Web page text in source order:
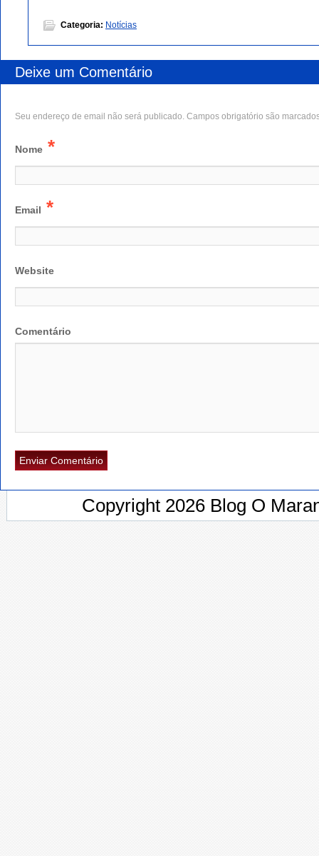
Categoria: Notícias
Deixe um Comentário
Seu endereço de email não será publicado. Campos obrigatório são
Nome *
Email *
Website
Comentário
Copyright 2026 Blog O